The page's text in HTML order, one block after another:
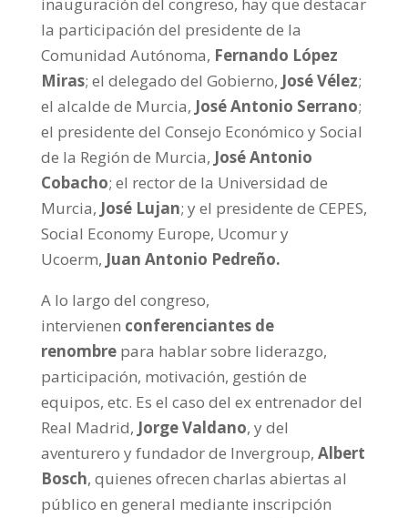
inauguración del congreso, hay que destacar
la participación del presidente de la
Comunidad Autónoma, Fernando López
Miras; el delegado del Gobierno, José Vélez;
el alcalde de Murcia, José Antonio Serrano;
el presidente del Consejo Económico y Social
de la Región de Murcia, José Antonio
Cobacho; el rector de la Universidad de
Murcia, José Lujan; y el presidente de CEPES,
Social Economy Europe, Ucomur y
Ucoerm, Juan Antonio Pedreño.
A lo largo del congreso,
intervienen conferenciantes de
renombrepara hablar sobre liderazgo,
participación, motivación, gestión de
equipos, etc. Es el caso del ex entrenador del
Real Madrid, Jorge Valdano, y del
aventurero y fundador de Invergroup, Albert
Bosch, quienes ofrecen charlas abiertas al
público en general mediante inscripción